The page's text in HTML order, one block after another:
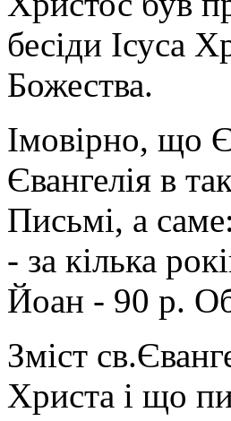
бесіди Ісуса
Божества.
Імовірно, що
Євангелія в
Письмі, а
- за кілька
Йоан - 90 р.
Зміст
Христа і що